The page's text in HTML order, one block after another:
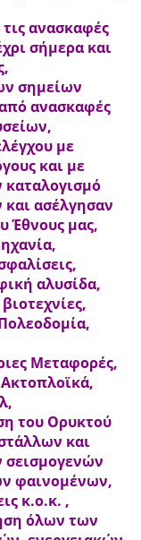
ανασκαφές
σήμερα και
σημείων
ανασκαφές
με
και με
καταλογισμό
ασέλγησαν
Έθνους μας,
αλυσίδα,
Μεταφορές,
του Ορυκτού
και
φαινομένων,
κ.ο.κ. ,
όλων των